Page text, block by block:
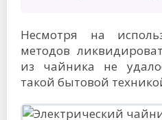
Несмотря на
методов
из чайника не
такой бытовой